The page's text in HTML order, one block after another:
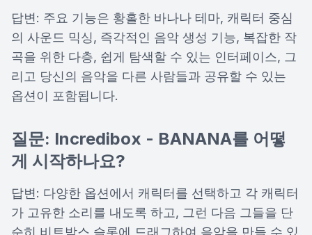
답변: 주요 기능은 황홀한 바나나 테마, 캐릭터 중심
의 사운드 믹싱, 즉각적인 음악 생성 기능, 복잡한 작
곡을 위한 다층, 쉽게 탐색할 수 있는 인터페이스, 그
리고 당신의 음악을 다른 사람들과 공유할 수 있는
옵션이 포함됩니다.
질문: Incredibox - BANANA를 어떻
게 시작하나요?
답변: 다양한 옵션에서 캐릭터를 선택하고 각 캐릭터
가 고유한 소리를 내도록 하고, 그런 다음 그들을 단
순히 비트박스 슬롯에 드래그하여 음악을 만들 수 있